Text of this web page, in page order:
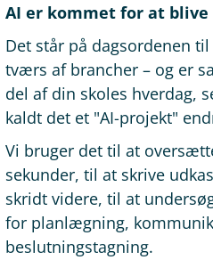
AI er kommet for at blive
Det står på dagsordenen
tværs af brancher – og er
del af din skoles hverdag,
kaldt det et "AI-projekt"
Vi bruger det til at
sekunder, til at skrive
skridt videre, til at
for planlægning,
beslutningstagning.